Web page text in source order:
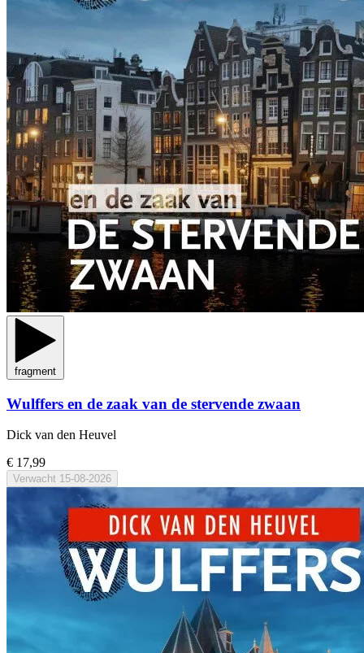
fragment
Wulffers en de zaak van de stervende zwaan
Dick van den Heuvel
€ 17,99
Verwacht 15-08-2026